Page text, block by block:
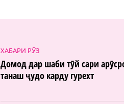
ХАБАРИ РӮЗ
Домод дар шаби тӯй сари
танаш ҷудо карду гурехт